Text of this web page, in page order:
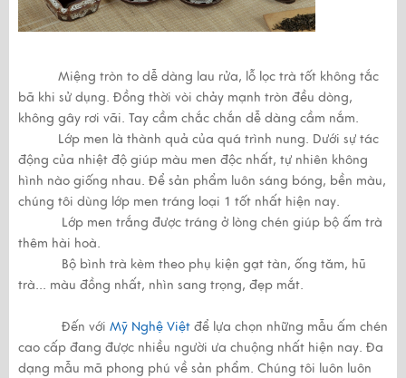
Miệng tròn to dễ dàng lau rửa, lỗ lọc trà tốt không tắc
bã khi sử dụng. Đồng thời vòi chảy mạnh tròn đều dòng,
không gây rơi vãi. Tay cầm chắc chắn dễ dàng cầm nắm.
Lớp men là thành quả của quá trình nung. Dưới sự tác
động của nhiệt độ giúp màu men độc nhất, tự nhiên không
hình nào giống nhau. Để sản phẩm luôn sáng bóng, bền màu,
chúng tôi dùng lớp men tráng loại 1 tốt nhất hiện nay.
Lớp men trắng được tráng ở lòng chén giúp bộ ấm trà
thêm hài hoà.
Bộ bình trà kèm theo phụ kiện gạt tàn, ống tăm, hũ
trà... màu đồng nhất, nhìn sang trọng, đẹp mắt.
Đến với Mỹ Nghệ Việt để lựa chọn những mẫu ấm chén
cao cấp đang được nhiều người ưa chuộng nhất hiện nay. Đa
dạng mẫu mã phong phú về sản phẩm. Chúng tôi luôn luôn